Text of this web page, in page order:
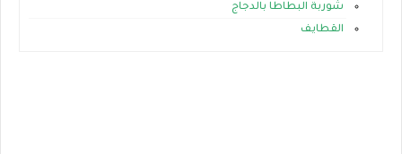
شوربة البطاطا بالدجاج
القطايف